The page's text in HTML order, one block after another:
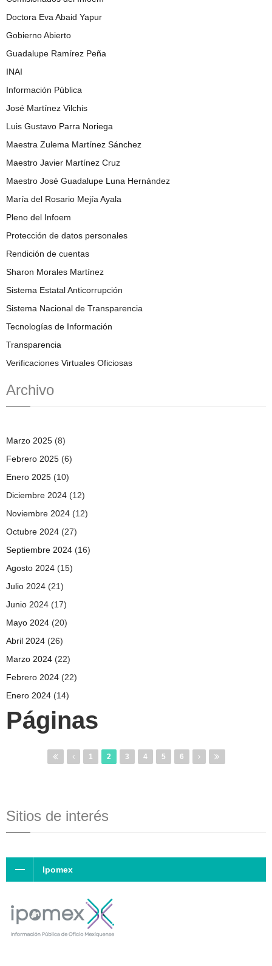
Doctora Eva Abaid Yapur
Gobierno Abierto
Guadalupe Ramírez Peña
INAI
Información Pública
José Martínez Vilchis
Luis Gustavo Parra Noriega
Maestra Zulema Martínez Sánchez
Maestro Javier Martínez Cruz
Maestro José Guadalupe Luna Hernández
María del Rosario Mejía Ayala
Pleno del Infoem
Protección de datos personales
Rendición de cuentas
Sharon Morales Martínez
Sistema Estatal Anticorrupción
Sistema Nacional de Transparencia
Tecnologías de Información
Transparencia
Verificaciones Virtuales Oficiosas
Archivo
Marzo 2025 (8)
Febrero 2025 (6)
Enero 2025 (10)
Diciembre 2024 (12)
Noviembre 2024 (12)
Octubre 2024 (27)
Septiembre 2024 (16)
Agosto 2024 (15)
Julio 2024 (21)
Junio 2024 (17)
Mayo 2024 (20)
Abril 2024 (26)
Marzo 2024 (22)
Febrero 2024 (22)
Enero 2024 (14)
Páginas
1 2 3 4 5 6
Sitios de interés
Ipomex